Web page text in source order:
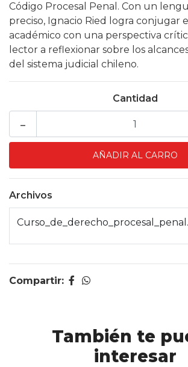
Código Procesal Penal. Con un
preciso, Ignacio Ried logra conjugar
académico con una perspectiva
lector a reflexionar sobre los
del sistema judicial chileno.
Cantidad
-
Archivos
Compartir:
También te
interesar